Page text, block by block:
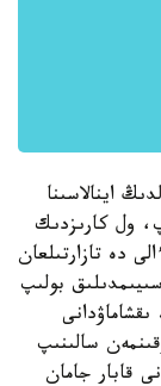
اينالاسىنا
ول كارىزدىك
دە تازارتىلعان
سىيىمدىلىق بولىپ
سالىنىپ
قابار جامان